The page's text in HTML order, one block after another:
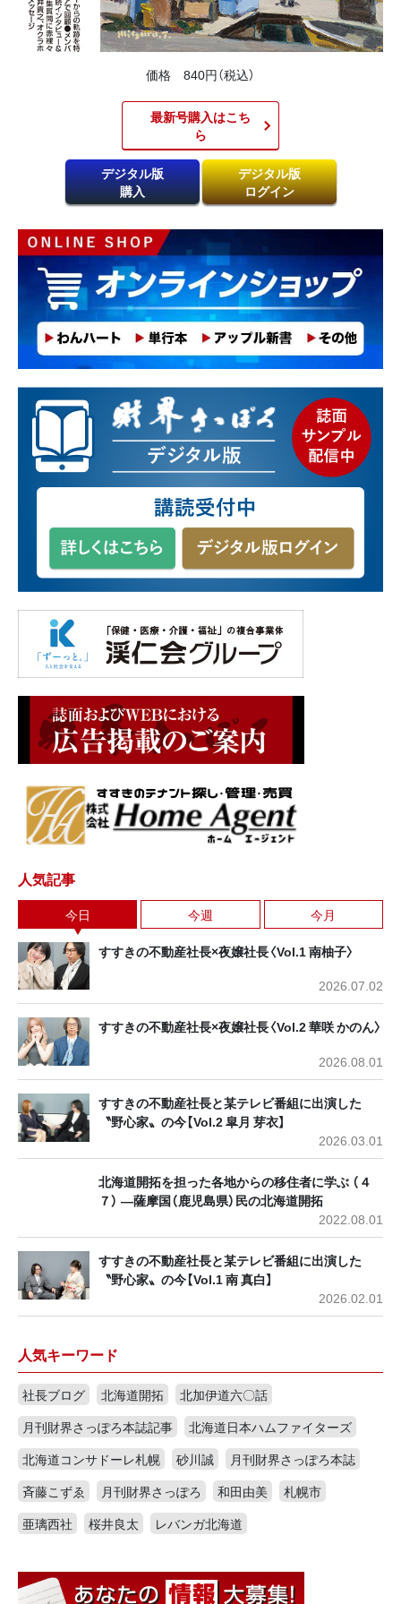
価格 840円（税込）
最新号購入はこち
ら​
デジタル版
購入
デジタル版
ログイン
人気記事
今日 今週 今月
すすきの不動産社長×夜嬢社長〈Vol.1 南柚子〉
2026.07.02
すすきの不動産社長×夜嬢社長〈Vol.2 華咲 かのん〉
2026.08.01
すすきの不動産社長と某テレビ番組に出演した
〝野心家〟の今【Vol.2 皐月 芽衣】
2026.03.01
北海道開拓を担った各地からの移住者に学ぶ （４
７） ―薩摩国（鹿児島県）民の北海道開拓
2022.08.01
すすきの不動産社長と某テレビ番組に出演した
〝野心家〟の今【Vol.1 南 真白】
2026.02.01
人気キーワード
社長ブログ 北海道開拓
北加伊道六〇話
月刊財界さっぽろ本誌記事
北海道日本ハムファイターズ
北海道コンサドーレ札幌
砂川誠
月刊財界さっぽろ本誌
斉藤こずゑ
月刊財界さっぽろ 和田由美
札幌市
亜璃西社
桜井良太 レバンガ北海道